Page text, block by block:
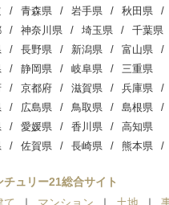
青森県 岩手県 秋田県
神奈川県 埼玉県 千葉県
長野県 新潟県 富山県
静岡県 岐阜県 三重県
京都府 滋賀県 兵庫県
広島県 鳥取県 島根県
愛媛県 香川県 高知県
佐賀県 長崎県 熊本県
ュリー21総合サイト